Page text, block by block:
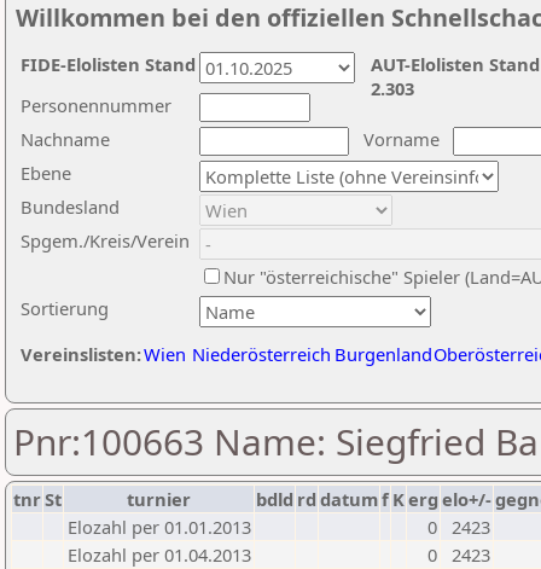
Willkommen bei den offiziellen
Nachname
Vorname
Ebene
Sortierung
Personennummer
Bundesland
Spgem./Kreis/Verein
Nur "österreichische" Spieler
Vereinslisten:Wien Niederösterreich Burgenland
AUT-Elolisten
2.303
FIDE-Elolisten Stand
Pnr:100663 Name: Siegfried
tnrSt turnier bdld rd datumf Kerg elo+/-
Elozahl per 01.01.2013
0 2423
Elozahl per 01.04.2013
0 2423